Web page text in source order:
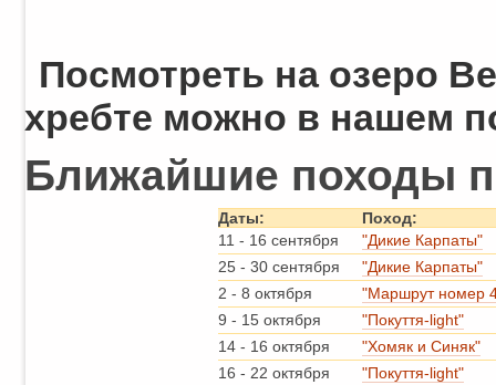
Посмотреть на озеро
хребте можно в нашем
Ближайшие походы
Даты:
Поход:
11 - 16 сентября
"Дикие Карпаты"
25 - 30 сентября
"Дикие Карпаты"
2 - 8 октября
"Маршрут номер
9 - 15 октября
"Покуття-light"
14 - 16 октября
"Хомяк и Синяк"
16 - 22 октября "Покуття-light"